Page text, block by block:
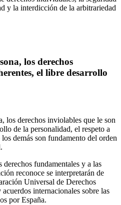
y la interdicción de la arbitrariedad
los derechos
el libre desarrollo
los derechos inviolables que le son
de la personalidad, el respeto a
demás son fundamento del orden
derechos fundamentales y a las
reconoce se interpretarán de
Universal de Derechos
internacionales sobre las
por España.